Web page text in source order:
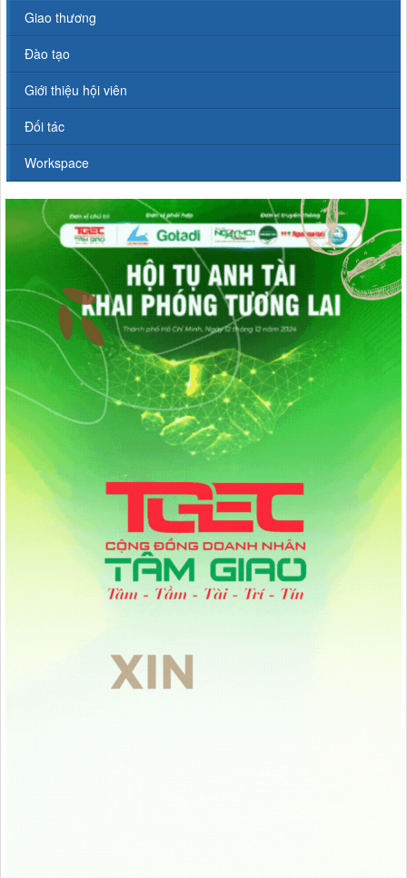
Giao thương
Đào tạo
Giới thiệu hội viên
Đối tác
Workspace